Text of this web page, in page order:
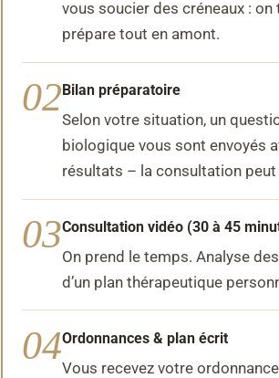
vous soucier des créneaux :
prépare tout en amont.
02 Bilan préparatoire
Selon votre situation, un
biologique vous sont envoyés
résultats – la consultation
03Consultation vidéo (30 à 45
On prend le temps. Analyse
d’un plan thérapeutique
04Ordonnances & plan écrit
Vous recevez votre